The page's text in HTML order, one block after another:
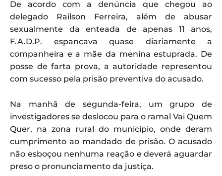
De acordo com a denúncia que chegou ao
delegado Railson Ferreira, além de abusar
sexualmente da enteada de apenas 11 anos,
F.A.D.P. espancava quase diariamente a
companheira e a mãe da menina estuprada. De
posse de farta prova, a autoridade representou
com sucesso pela prisão preventiva do acusado.
Na manhã de segunda-feira, um grupo de
investigadores se deslocou para o ramal Vai Quem
Quer, na zona rural do município, onde deram
cumprimento ao mandado de prisão. O acusado
não esboçou nenhuma reação e deverá aguardar
preso o pronunciamento da justiça.